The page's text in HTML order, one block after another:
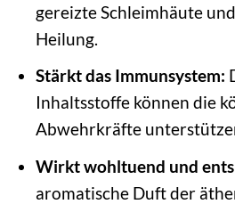
gereizte Schleimhäute
Heilung.
Stärkt das Immunsystem:
Inhaltsstoffe können die
Abwehrkräfte
Wirkt wohltuend und
aromatische Duft der